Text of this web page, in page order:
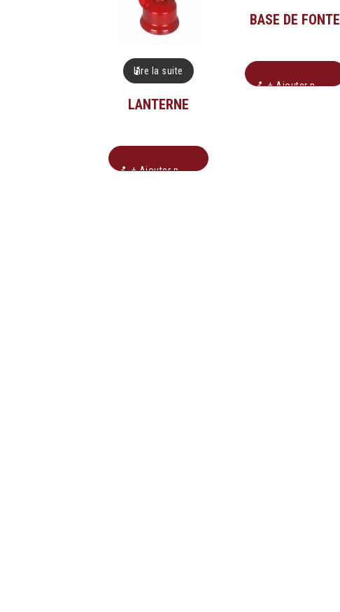
Lire la suite
LANTERNE
+ Ajouter pour soumission
BASE DE FONTE
+ Ajouter pour soumission